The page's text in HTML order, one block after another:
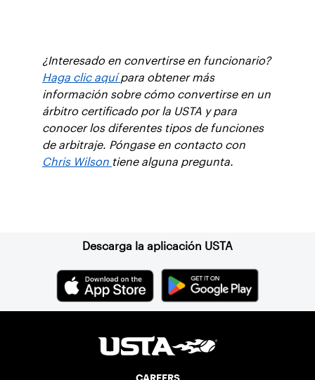
¿Interesado en convertirse en funcionario?
Haga clic aquípara obtener más
información sobre cómo convertirse en un
árbitro certificado por la USTA y para
conocer los diferentes tipos de funciones
de arbitraje. Póngase en contacto con
Chris Wilson tiene alguna pregunta.
Descarga la aplicación USTA
CAREERS